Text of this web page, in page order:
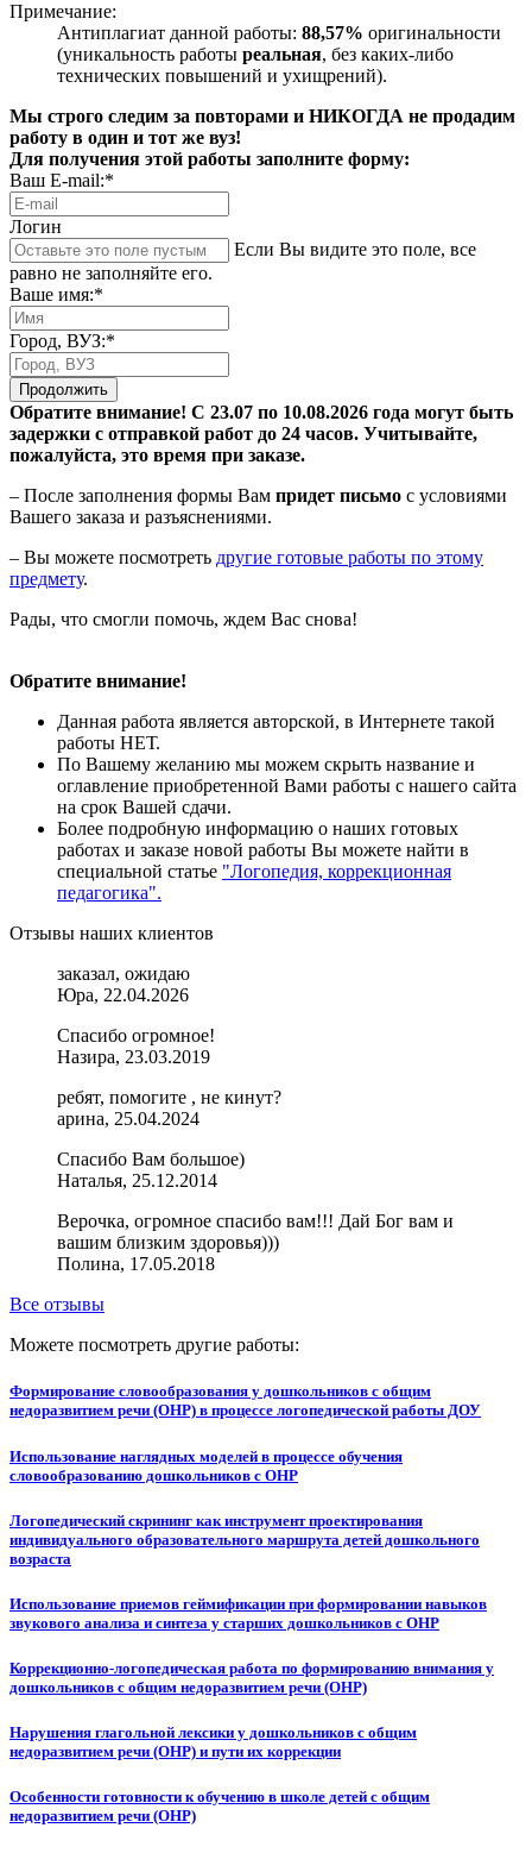
Примечание:
Антиплагиат данной работы: 88,57% оригинальности
(уникальность работы реальная, без каких-либо
технических повышений и ухищрений).
Мы строго следим за повторами и НИКОГДА не продадим
работу в один и тот же вуз!
Для получения этой работы заполните форму:
Ваш E-mail:*
Логин
Если Вы видите это поле, все
равно не заполняйте его.
Ваше имя:*
Город, ВУЗ:*
Продолжить
Обратите внимание! С 23.07 по 10.08.2026 года могут быть
задержки с отправкой работ до 24 часов. Учитывайте,
пожалуйста, это время при заказе.
– После заполнения формы Вам придет письмо с условиями
Вашего заказа и разъяснениями.
– Вы можете посмотреть другие готовые работы по этому
предмету.
Рады, что смогли помочь, ждем Вас снова!
Обратите внимание!
Данная работа является авторской, в Интернете такой
работы НЕТ.
По Вашему желанию мы можем скрыть название и
оглавление приобретенной Вами работы с нашего сайта
на срок Вашей сдачи.
Более подробную информацию о наших готовых
работах и заказе новой работы Вы можете найти в
специальной статье "Логопедия, коррекционная
педагогика".
Отзывы наших клиентов
заказал, ожидаю
Юра, 22.04.2026
Спасибо огромное!
Назира, 23.03.2019
ребят, помогите , не кинут?
арина, 25.04.2024
Спасибо Вам большое)
Наталья, 25.12.2014
Верочка, огромное спасибо вам!!! Дай Бог вам и
вашим близким здоровья)))
Полина, 17.05.2018
Все отзывы
Можете посмотреть другие работы:
Формирование словообразования у дошкольников с общим
недоразвитием речи (ОНР) в процессе логопедической работы ДОУ
Использование наглядных моделей в процессе обучения
словообразованию дошкольников с ОНР
Логопедический скрининг как инструмент проектирования
индивидуального образовательного маршрута детей дошкольного
возраста
Использование приемов геймификации при формировании навыков
звукового анализа и синтеза у старших дошкольников с ОНР
Коррекционно-логопедическая работа по формированию внимания у
дошкольников с общим недоразвитием речи (ОНР)
Нарушения глагольной лексики у дошкольников с общим
недоразвитием речи (ОНР) и пути их коррекции
Особенности готовности к обучению в школе детей с общим
недоразвитием речи (ОНР)